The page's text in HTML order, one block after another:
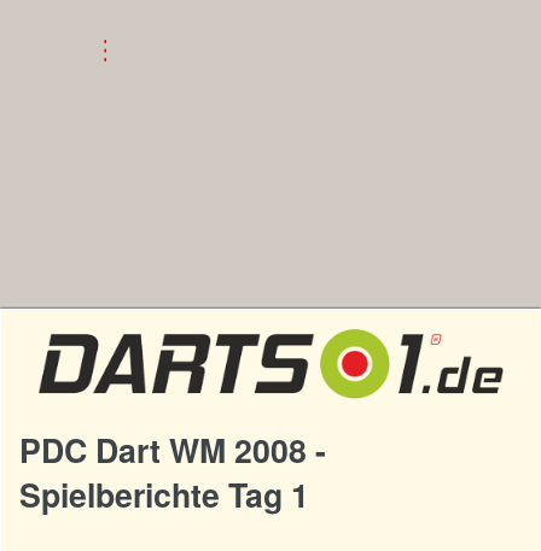
PDC Dart WM 2008 -
Spielberichte Tag 1